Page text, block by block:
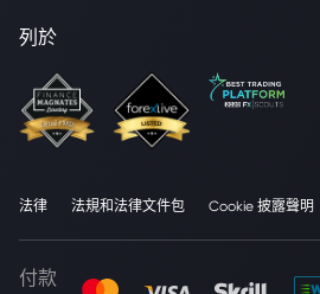
列於
法律 法規和法律文件包 Cookie 披露聲明
付款